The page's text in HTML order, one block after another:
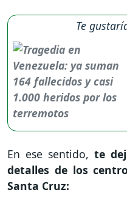
Te
En ese sentido, te
detalles de los
Santa Cruz: